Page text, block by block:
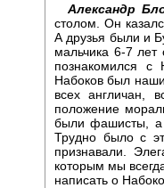
Александр
столом. Он
А друзья были и
мальчика 6-7
познакомился
Набоков был
всех англичан,
положение
были фашисты,
Трудно было с
признавали.
которым мы
написать о